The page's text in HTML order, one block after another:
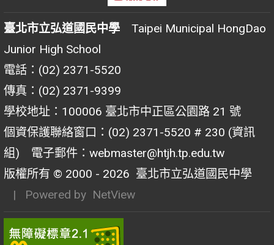
臺北市立弘道國民中學 Taipei Municipal HongDao
Junior High School
電話：(02) 2371-5520
傳真：(02) 2371-9399
學校地址：100006 臺北市中正區公園路 21 號
個資保護聯絡窗口：(02) 2371-5520 # 230 (資訊
組) 電子郵件：webmaster@htjh.tp.edu.tw
版權所有 © 2000 - 2026 臺北市立弘道國民中學
| Powered by NetView